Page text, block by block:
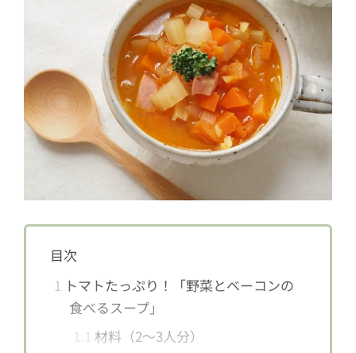
目次
1 トマトたっぷり！「野菜とベーコンの
食べるスープ」
1.1 材料（2〜3人分）